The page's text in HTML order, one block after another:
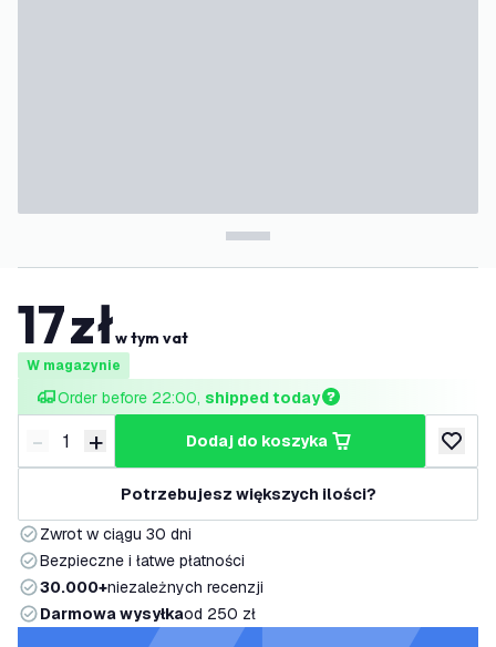
17złw tym vat
W magazynie
Order before 22:00, shipped today
Zmniejsz ilość
- Zwiększ ilość
+ dodaj do koszyka
dodaj
Potrzebujesz większych ilości?
Zwrot w ciągu 30 dni
Bezpieczne i łatwe płatności
30.000+niezależnych recenzji
Darmowa wysyłkaod 250 zł